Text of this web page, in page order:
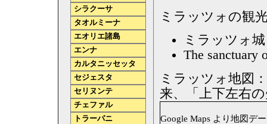
ミラッツォの観
ミラッツォ
The sanctuary
ミラッツォ地図
来、「上下左右
Google Maps より地図デ
シラクーサ
タオルミーナ
エオリエ諸島
エンナ
カルタニッセッタ
セジェスタ
セリヌンテ
チェファル
トラーパニ